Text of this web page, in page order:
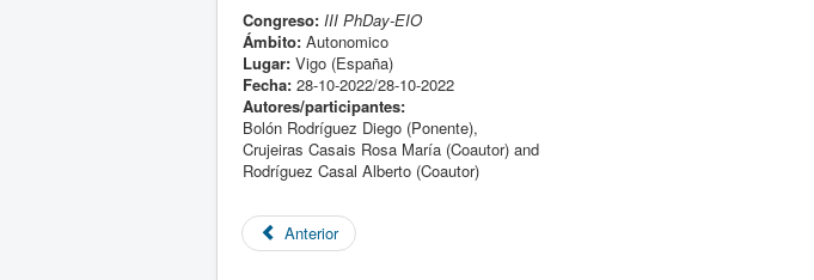
Congreso: III PhDay-EIO
Ámbito: Autonomico
Lugar: Vigo (España)
Fecha: 28-10-2022/28-10-2022
Autores/participantes:
Bolón Rodríguez Diego (Ponente),
Crujeiras Casais Rosa María (Coautor) and
Rodríguez Casal Alberto (Coautor)
Anterior